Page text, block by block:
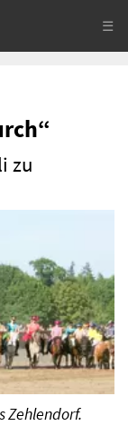
☰
zu
Zehlendorf.